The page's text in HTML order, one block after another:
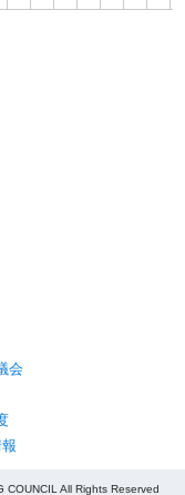
会
COUNCIL All Rights Reserved